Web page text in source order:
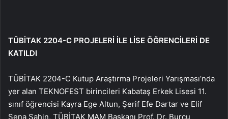
TÜBİTAK 2204-C PROJELERİ İLE LİSE ÖĞRENCİLERİ DE
KATILDI
TÜBİTAK 2204-C Kutup Araştırma Projeleri Yarışması’nda
yer alan TEKNOFEST birincileri Kabataş Erkek Lisesi 11.
sınıf öğrencisi Kayra Ege Altun, Şerif Efe Dartar ve Elif
Sena Şahin, TÜBİTAK MAM Başkanı Prof. Dr. Burcu